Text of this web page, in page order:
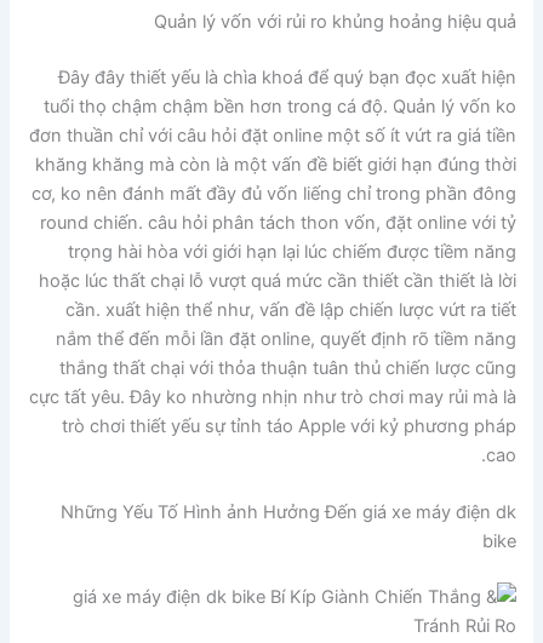
Quản lý vốn với rủi ro khủng hoảng hiệu quả
Đây đây thiết yếu là chìa khoá để quý bạn đọc xuất hiện
tuổi thọ chậm chậm bền hơn trong cá độ. Quản lý vốn ko
đơn thuần chỉ với câu hỏi đặt online một số ít vứt ra giá tiền
khăng khăng mà còn là một vấn đề biết giới hạn đúng thời
cơ, ko nên đánh mất đầy đủ vốn liếng chỉ trong phần đông
round chiến. câu hỏi phân tách thon vốn, đặt online với tỷ
trọng hài hòa với giới hạn lại lúc chiếm được tiềm năng
hoặc lúc thất chại lỗ vượt quá mức cần thiết cần thiết là lời
cần. xuất hiện thể như, vấn đề lập chiến lược vứt ra tiết
nắm thể đến mỗi lần đặt online, quyết định rõ tiềm năng
thắng thất chại với thỏa thuận tuân thủ chiến lược cũng
cực tất yêu. Đây ko nhường nhịn như trò chơi may rủi mà là
trò chơi thiết yếu sự tỉnh táo Apple với kỷ phương pháp
cao.
Những Yếu Tố Hình ảnh Hưởng Đến giá xe máy điện dk
bike